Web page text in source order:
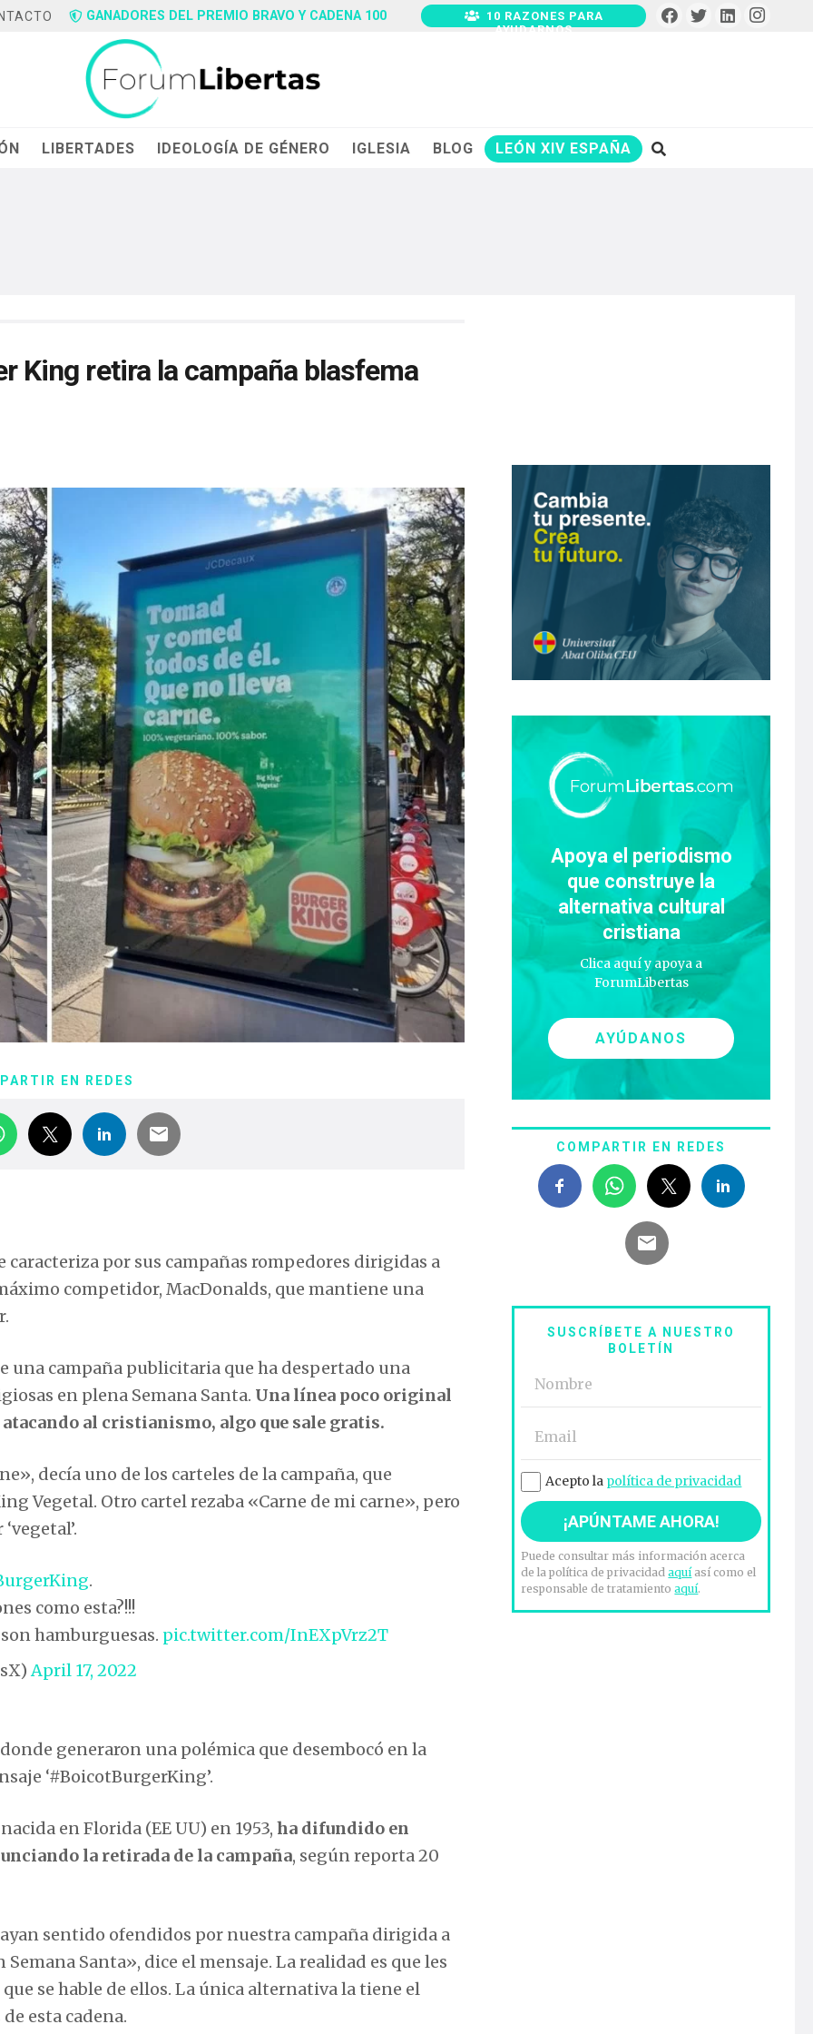
GANADORES DEL PREMIO BRAVO Y CADENA 100
10 RAZONES PARA
AYUDARNOS
LIBERTADES IDEOLOGÍA DE GÉNERO IGLESIA BLOG LEÓN XIV ESPAÑA
King retira la campaña blasfema
EN REDES
por sus campañas rompedores dirigidas a
competidor, MacDonalds, que mantiene una
una campaña publicitaria que ha despertado una
en plena Semana Santa. Una línea poco original
atacando al cristianismo, algo que sale gratis.
decía uno de los carteles de la campaña, que
Vegetal. Otro cartel rezaba «Carne de mi carne», pero
.
como esta?!!!
hamburguesas. pic.twitter.com/InEXpVrz2T
April 17, 2022
generaron una polémica que desembocó en la
‘#BoicotBurgerKing’.
en Florida (EE UU) en 1953, ha difundido en
la retirada de la campaña, según reporta 20
sentido ofendidos por nuestra campaña dirigida a
Santa», dice el mensaje. La realidad es que les
se hable de ellos. La única alternativa la tiene el
esta cadena.
Apoya el periodismo
que construye la
alternativa cultural
cristiana
Clica aquí y apoya a
ForumLibertas
AYÚDANOS
COMPARTIR EN REDES
SUSCRÍBETE A NUESTRO
BOLETÍN
Acepto la política de privacidad
Puede consultar más información acerca
de la política de privacidadaquíasí como el
responsable de tratamientoaquí.